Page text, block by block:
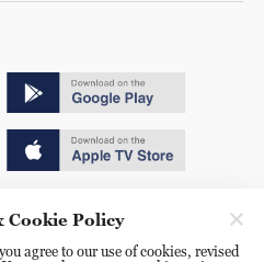
Cookie Policy
agree to our use of cookies, revised